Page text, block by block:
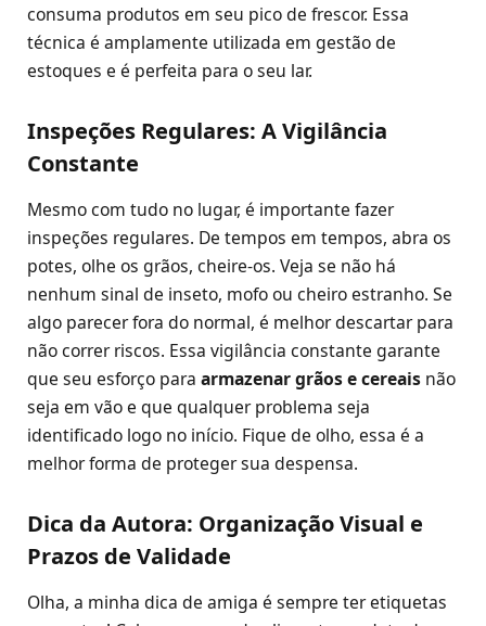
consuma produtos em seu pico de frescor. Essa
técnica é amplamente utilizada em gestão de
estoques e é perfeita para o seu lar.
Inspeções Regulares: A Vigilância
Constante
Mesmo com tudo no lugar, é importante fazer
inspeções regulares. De tempos em tempos, abra os
potes, olhe os grãos, cheire-os. Veja se não há
nenhum sinal de inseto, mofo ou cheiro estranho. Se
algo parecer fora do normal, é melhor descartar para
não correr riscos. Essa vigilância constante garante
que seu esforço para armazenar grãos e cereais não
seja em vão e que qualquer problema seja
identificado logo no início. Fique de olho, essa é a
melhor forma de proteger sua despensa.
Dica da Autora: Organização Visual e
Prazos de Validade
Olha, a minha dica de amiga é sempre ter etiquetas